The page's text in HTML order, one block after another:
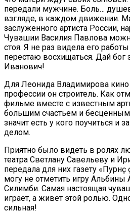
передали мужчине. Боль…
взгляде, в каждом движении.
заслуженного артиста России,
Чувашии Василия Павлова
стоя. Я не раз видела его
перестаю восхищаться. Дай бог
Иванович!
Для Леонида Владимирова кино
профессии он строитель. Как
фильме вместе с известным
большим счастьем и
значит есть у кого поучиться и
делом.
Приятно было видеть в ролях
театра Светлану Савельеву и
передала для них газету
могу не отметить игру
Силимби. Самая настоящая
играет, а живет этой ролью.
сильная!